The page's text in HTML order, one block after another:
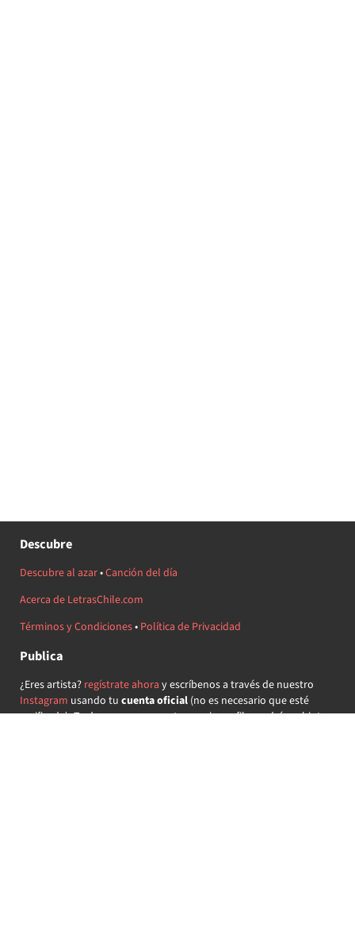
Descubre
Descubre al azar•Canción del día
Acerca de LetrasChile.com
Términos y Condiciones• Política de Privacidad
Publica
¿Eres artista? regístrate ahora y escríbenos a través de nuestro
Instagram usando tu cuenta oficial(no es necesario que esté
verificada) ¡Te daremos acceso a tu propio perfil y podrás subir tus